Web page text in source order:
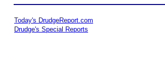
Today's DrudgeReport.com
Drudge's Special Reports